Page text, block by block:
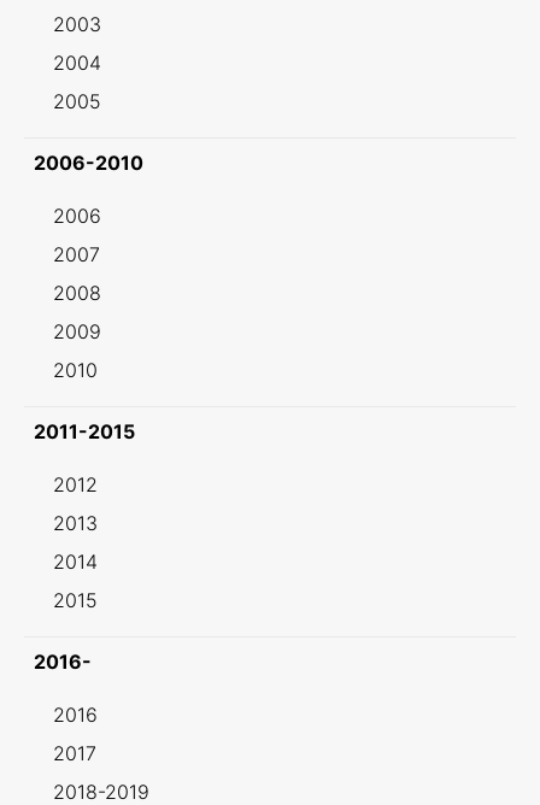
2003
2004
2005
2006-2010
2006
2007
2008
2009
2010
2011-2015
2012
2013
2014
2015
2016-
2016
2017
2018-2019